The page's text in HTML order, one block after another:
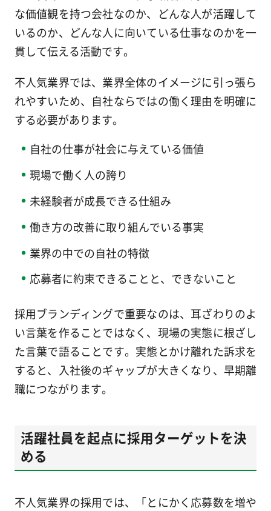
な価値観を持つ会社なのか、どんな人が活躍して
いるのか、どんな人に向いている仕事なのかを一
貫して伝える活動です。
不人気業界では、業界全体のイメージに引っ張ら
れやすいため、自社ならではの働く理由を明確に
する必要があります。
自社の仕事が社会に与えている価値
現場で働く人の誇り
未経験者が成長できる仕組み
働き方の改善に取り組んでいる事実
業界の中での自社の特徴
応募者に約束できることと、できないこと
採用ブランディングで重要なのは、耳ざわりのよ
い言葉を作ることではなく、現場の実態に根ざし
た言葉で語ることです。実態とかけ離れた訴求を
すると、入社後のギャップが大きくなり、早期離
職につながります。
活躍社員を起点に採用ターゲットを決
める
不人気業界の採用では、「とにかく応募数を増や